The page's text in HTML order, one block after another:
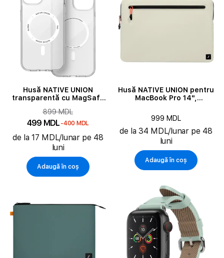
Modele compatibile
Material
Tipul curelușei
Puterea maximă de ieșire
Husă NATIVE UNION
transparentă cu MagSafe
899 MDL
499 MDL -400 MDL
de la 17 MDL/lunar pe 48
luni
Adaugă în coș
Husă NATIVE UNION pentru
MacBook Pro 14",
999 MDL
de la 34 MDL/lunar pe 48
luni
Adaugă în coș